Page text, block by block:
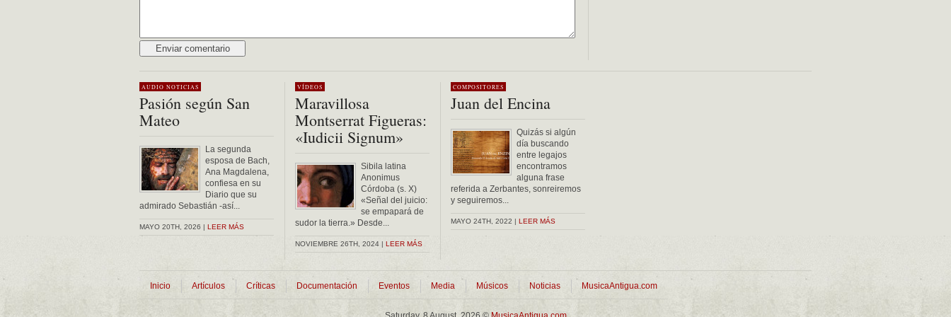
AUDIO NOTICIAS
Pasión según San
Mateo
La segunda
esposa de Bach,
Ana Magdalena,
confiesa en su
Diario que su
admirado Sebastián -así...
MAYO 20TH, 2026 | LEER MÁS
VÍDEOS
Maravillosa
Montserrat Figueras:
«Iudicii Signum»
Sibila latina
Anonimus
Córdoba (s. X)
«Señal del juicio:
se empapará de
sudor la tierra.» Desde...
NOVIEMBRE 26TH, 2024 | LEER MÁS
COMPOSITORES
Juan del Encina
Quizás si algún
día buscando
entre legajos
encontramos
alguna frase
referida a Zerbantes, sonreiremos
y seguiremos...
MAYO 24TH, 2022 | LEER MÁS
Inicio Artículos Críticas Documentación Eventos Media Músicos Noticias MusicaAntigua.com